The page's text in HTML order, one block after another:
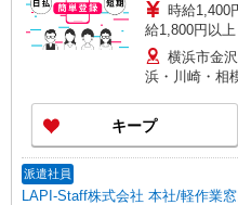
時給1,400
給1,800円以上（
246,400円 （
場合） 時給
316,800円 （
場合） 時給
横浜市金
浜・川崎・相
キープ
派遣社員
LAPI-Staff株式会社 本社/軽作業窓